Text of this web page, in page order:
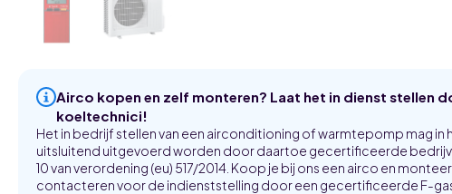
Airco kopen en zelf monteren? Laat het in dienst stellen
koeltechnici!
Het in bedrijf stellen van een airconditioning of warmtepomp mag in
uitsluitend uitgevoerd worden door daartoe gecertificeerde
10 van verordening (eu) 517/2014. Koop je bij ons een airco en
contacteren voor de indienststelling door een gecertificeerde F-